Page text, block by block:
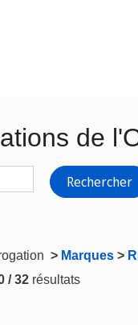
de
Rechercher
> Marques >
/ 32 résultats